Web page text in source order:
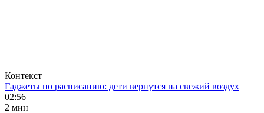
Контекст
Гаджеты по расписанию: дети вернутся на свежий воздух
02:56
2 мин